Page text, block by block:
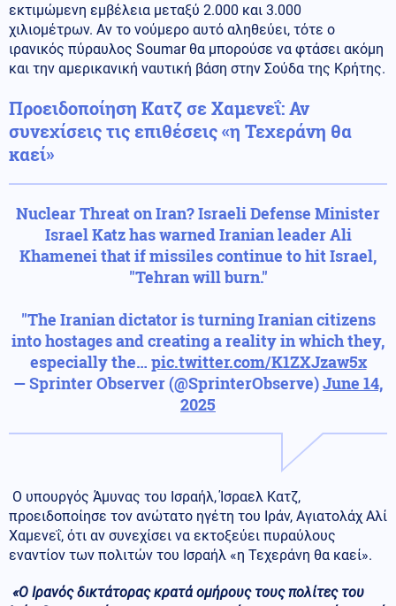
εκτιμώμενη εμβέλεια μεταξύ 2.000 και 3.000
χιλιομέτρων. Αν το νούμερο αυτό αληθεύει, τότε ο
ιρανικός πύραυλος Soumar θα μπορούσε να φτάσει ακόμη
και την αμερικανική ναυτική βάση στην Σούδα της Κρήτης.
Προειδοποίηση Κατζ σε Χαμενεΐ: Αν
συνεχίσεις τις επιθέσεις «η Τεχεράνη θα
καεί»
Nuclear Threat on Iran? Israeli Defense Minister
Israel Katz has warned Iranian leader Ali
Khamenei that if missiles continue to hit Israel,
"Tehran will burn."
"The Iranian dictator is turning Iranian citizens
into hostages and creating a reality in which they,
especially the… pic.twitter.com/K1ZXJzaw5x
— Sprinter Observer (@SprinterObserve)June 14,
2025
Ο υπουργός Άμυνας του Ισραήλ, Ίσραελ Κατζ,
προειδοποίησε τον ανώτατο ηγέτη του Ιράν, Αγιατολάχ Αλί
Χαμενεΐ, ότι αν συνεχίσει να εκτοξεύει πυραύλους
εναντίον των πολιτών του Ισραήλ «η Τεχεράνη θα καεί».
«Ο Ιρανός δικτάτορας κρατά ομήρους τους πολίτες του